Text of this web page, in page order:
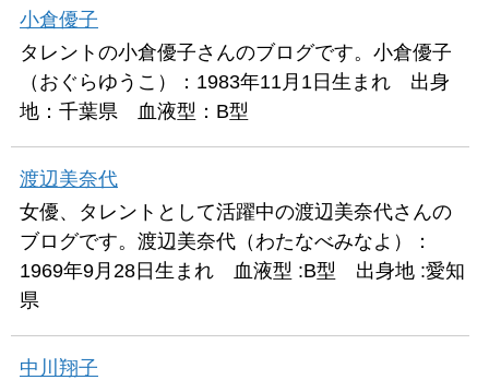
小倉優子
タレントの小倉優子さんのブログです。小倉優子
（おぐらゆうこ）：1983年11月1日生まれ 出身
地：千葉県 血液型：B型
渡辺美奈代
女優、タレントとして活躍中の渡辺美奈代さんの
ブログです。渡辺美奈代（わたなべみなよ）：
1969年9月28日生まれ 血液型 :B型 出身地 :愛知
県
中川翔子